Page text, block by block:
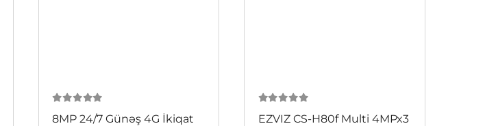
8MP 24/7 Günəş 4G İkiqat
EZVIZ CS-H80f Multi 4MPx3